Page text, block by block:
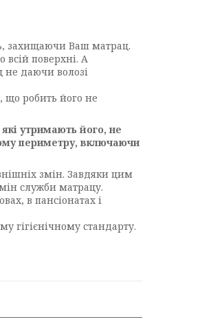
захищаючи Ваш матрац.
поверхні. А
не даючи волозі
що робить його не
утримають його, не
периметру, включаючи
змін. Завдяки цим
служби матрацу.
в пансіонатах і
гігієнічному стандарту.